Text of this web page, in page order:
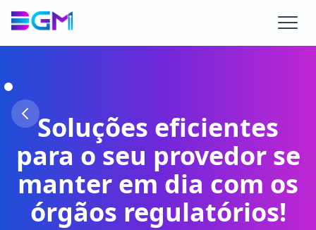
Soluções eficientes
para o seu provedor se
manter em dia com os
órgãos regulatórios!